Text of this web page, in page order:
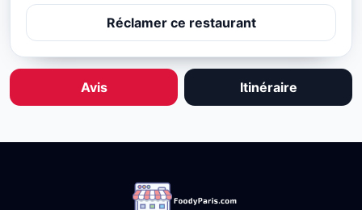
Réclamer ce restaurant
Avis Itinéraire